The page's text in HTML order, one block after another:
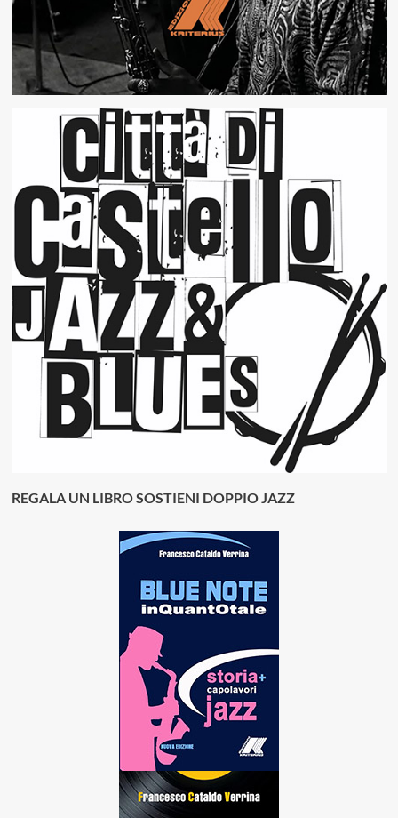
REGALA UN LIBRO SOSTIENI DOPPIO JAZZ